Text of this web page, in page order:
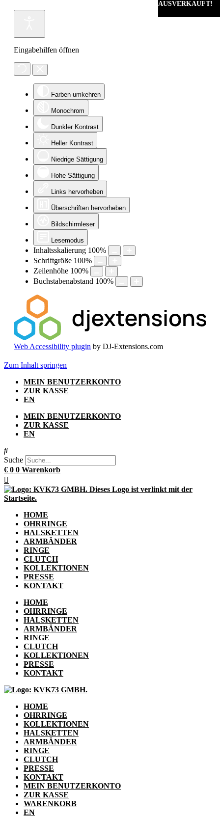
Eingabehilfen öffnen
Farben umkehren
Monochrom
Dunkler Kontrast
Heller Kontrast
Niedrige Sättigung
Hohe Sättigung
Links hervorheben
Überschriften hervorheben
Bildschirmleser
Lesemodus
Inhaltsskalierung 100%
Schriftgröße 100%
Zeilenhöhe 100%
Buchstabenabstand 100%
Web Accessibility plugin by DJ-Extensions.com
Zum Inhalt springen
MEIN BENUTZERKONTO
ZUR KASSE
EN
MEIN BENUTZERKONTO
ZUR KASSE
EN
Suche
€ 0 0 Warenkorb
HOME
OHRRINGE
HALSKETTEN
ARMBÄNDER
RINGE
CLUTCH
KOLLEKTIONEN
PRESSE
KONTAKT
HOME
OHRRINGE
HALSKETTEN
ARMBÄNDER
RINGE
CLUTCH
KOLLEKTIONEN
PRESSE
KONTAKT
HOME
OHRRINGE
KOLLEKTIONEN
HALSKETTEN
ARMBÄNDER
RINGE
CLUTCH
PRESSE
KONTAKT
MEIN BENUTZERKONTO
ZUR KASSE
WARENKORB
EN
AUSVERKAUFT!